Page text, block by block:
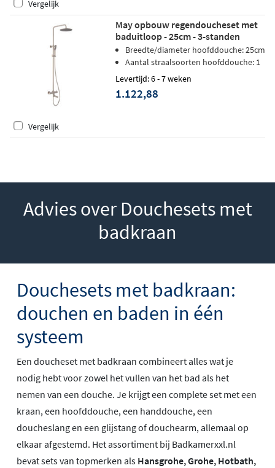
Vergelijk
May opbouw regendoucheset met
baduitloop - 25cm - 3-standen
handdouche - geborsteld nickel PVD
Breedte/diameter hoofddouche: 25cm
Aantal straalsoorten hoofddouche: 1
Levertijd: 6 - 7 weken
1.122,88
Vergelijk
Advies over Douchesets met
badkraan
Douchesets met badkraan:
douchen en baden in één
systeem
Een doucheset met badkraan combineert alles wat je
nodig hebt voor zowel het vullen van het bad als het
nemen van een douche. Je krijgt een complete set met een
kraan, een hoofddouche, een handdouche, een
doucheslang en een glijstang of douchearm, allemaal op
elkaar afgestemd. Het assortiment bij Badkamerxxl.nl
bevat sets van topmerken als Hansgrohe, Grohe, Hotbath,